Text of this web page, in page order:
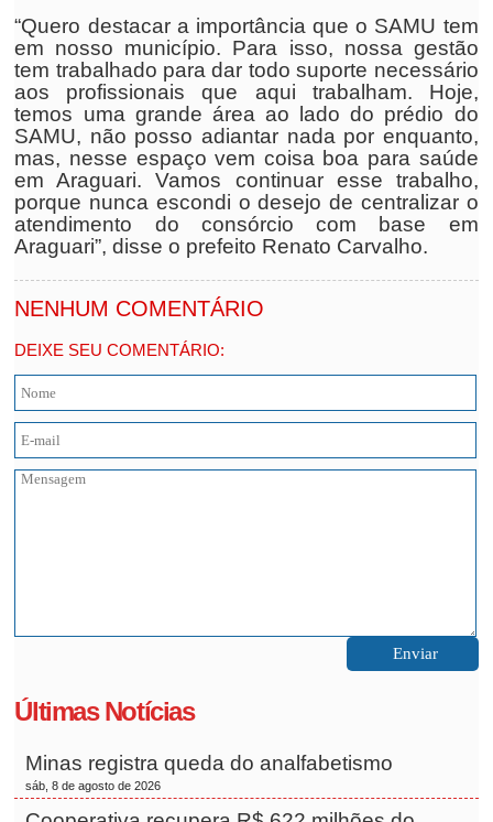
“Quero destacar a importância que o SAMU tem
em nosso município. Para isso, nossa gestão
tem trabalhado para dar todo suporte necessário
aos profissionais que aqui trabalham. Hoje,
temos uma grande área ao lado do prédio do
SAMU, não posso adiantar nada por enquanto,
mas, nesse espaço vem coisa boa para saúde
em Araguari. Vamos continuar esse trabalho,
porque nunca escondi o desejo de centralizar o
atendimento do consórcio com base em
Araguari”, disse o prefeito Renato Carvalho.
NENHUM COMENTÁRIO
DEIXE SEU COMENTÁRIO:
Últimas Notícias
Minas registra queda do analfabetismo
sáb, 8 de agosto de 2026